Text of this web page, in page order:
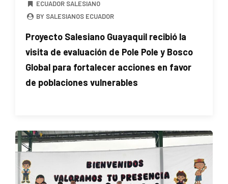
ECUADOR SALESIANO
BY SALESIANOS ECUADOR
Proyecto Salesiano Guayaquil recibió la
visita de evaluación de Pole Pole y Bosco
Global para fortalecer acciones en favor
de poblaciones vulnerables